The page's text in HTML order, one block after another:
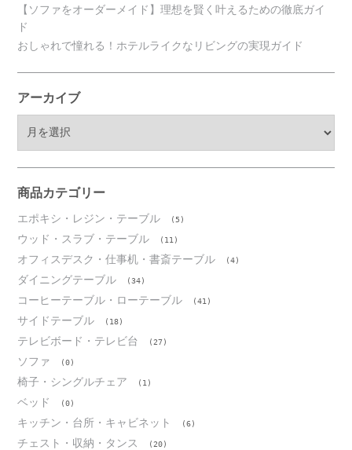
【ソファをオーダーメイド】理想を賢く叶えるための徹底ガイ
ド
おしゃれで憧れる！ホテルライクなリビングの実現ガイド
アーカイブ
ブ
商品カテゴリー
エポキシ・レジン・テーブル (5)
ウッド・スラブ・テーブル (11)
オフィスデスク・仕事机・書斎テーブル (4)
ダイニングテーブル (34)
コーヒーテーブル・ローテーブル (41)
サイドテーブル (18)
テレビボード・テレビ台 (27)
ソファ (0)
椅子・シングルチェア (1)
ベッド (0)
キッチン・台所・キャビネット (6)
チェスト・収納・タンス (20)